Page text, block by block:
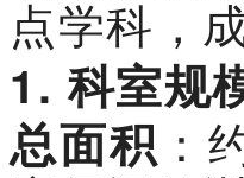
点学科，
1.科室规
总面积 ：